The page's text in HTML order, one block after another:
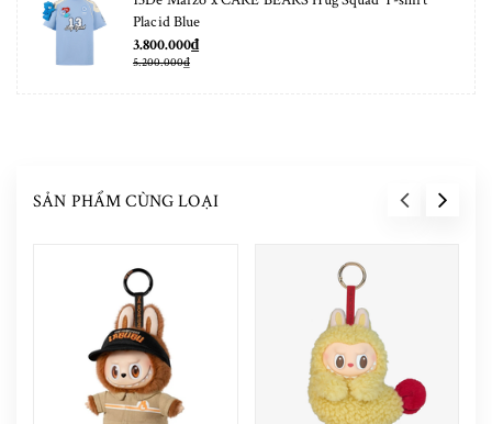
Placid Blue
3.800.000₫
5.200.000₫
SẢN PHẨM CÙNG LOẠI